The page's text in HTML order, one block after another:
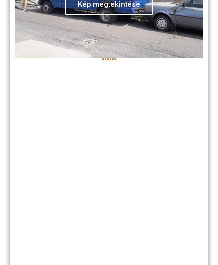
Kép megtekintése
A sátoraljaújhelyi Városellátó Szervezet
telephelye:
-link-